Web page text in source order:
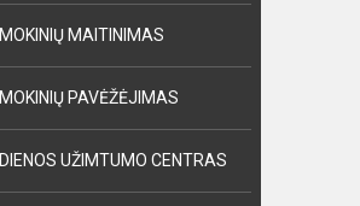
MOKINIŲ MAITINIMAS
MOKINIŲ PAVĖŽĖJIMAS
DIENOS UŽIMTUMO CENTRAS